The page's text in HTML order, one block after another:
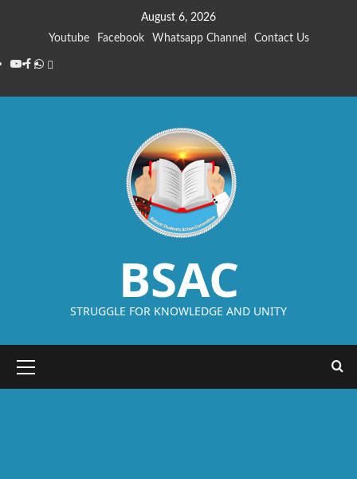
August 6, 2026
Youtube
Facebook Whatsapp Channel Contact Us
BSAC
STRUGGLE FOR KNOWLEDGE AND UNITY